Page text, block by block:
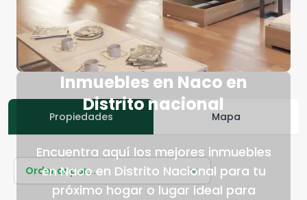
Inmuebles en Naco en
Distrito nacional
Encuentra aquí los mejores inmuebles
en Naco en Distrito Nacional para tu
próximo hogar o lugar ideal para
Propiedades Mapa
Ordenar por...